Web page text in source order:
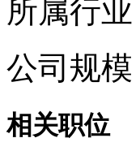
所属行
公司规模
相关职位